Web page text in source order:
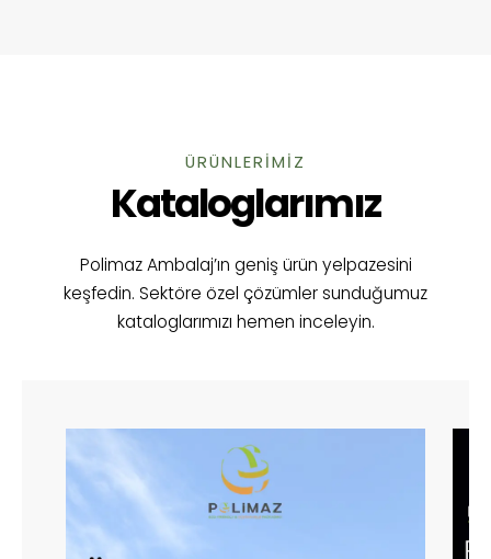
ÜRÜNLERİMİZ
Kataloglarımız
Polimaz Ambalaj’ın geniş ürün yelpazesini
keşfedin. Sektöre özel çözümler sunduğumuz
kataloglarımızı hemen inceleyin.